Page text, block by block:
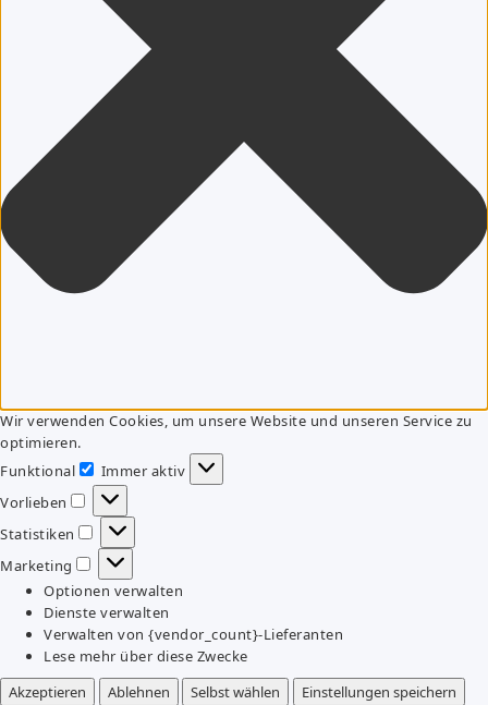
Wir verwenden Cookies, um unsere Website und unseren Service zu
optimieren.
Funktional
Funktional
Immer aktiv
Vorlieben
Vorlieben
Statistiken
Statistiken
Marketing
Marketing
Optionen verwalten
Dienste verwalten
Verwalten von {vendor_count}-Lieferanten
Lese mehr über diese Zwecke
Akzeptieren
Ablehnen Selbst wählen
Einstellungen speichern